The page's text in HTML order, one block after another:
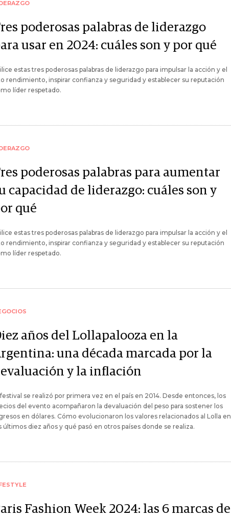
poderosas palabras de liderazgo
usar en 2024: cuáles son y por qué
estas tres poderosas palabras de liderazgo para impulsar la acción y el
rendimiento, inspirar confianza y seguridad y establecer su reputación
líder respetado.
poderosas palabras para aumentar
capacidad de liderazgo: cuáles son y
qué
estas tres poderosas palabras de liderazgo para impulsar la acción y el
rendimiento, inspirar confianza y seguridad y establecer su reputación
líder respetado.
años del Lollapalooza en la
una década marcada por la
y la inflación
se realizó por primera vez en el país en 2014. Desde entonces, los
del evento acompañaron la devaluación del peso para sostener los
en dólares. Cómo evolucionaron los valores relacionados al Lolla en
últimos diez años y qué pasó en otros países donde se realiza.
Fashion Week 2024: las 6 marcas de